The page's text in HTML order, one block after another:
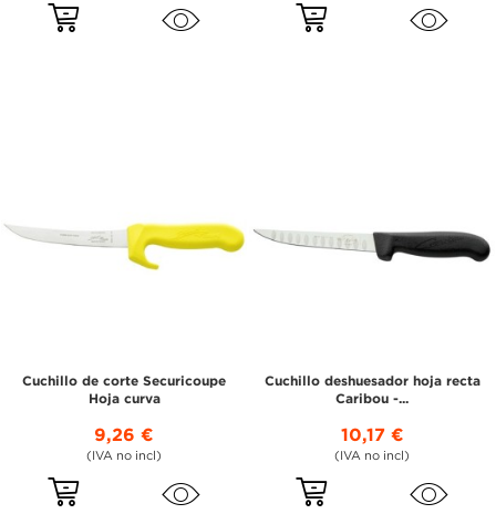
Cuchillo de corte Securicoupe
Hoja curva
9,26 €
(IVA no incl)
Cuchillo deshuesador hoja recta
Caribou -...
10,17 €
(IVA no incl)